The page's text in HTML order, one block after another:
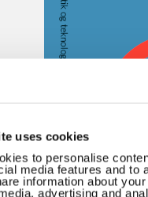
uses cookies
to personalise
media features and to
information about
advertising and